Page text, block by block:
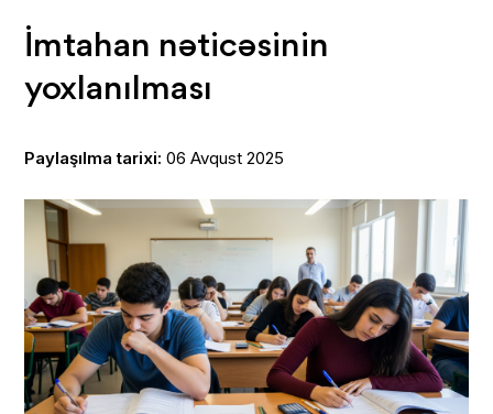
İmtahan nəticəsinin
yoxlanılması
Paylaşılma tarixi:06 Avqust 2025